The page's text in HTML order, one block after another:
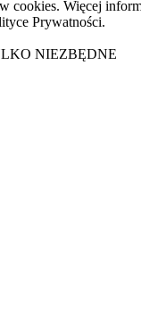
cookies. Więcej
Prywatności.
NIEZBĘDNE